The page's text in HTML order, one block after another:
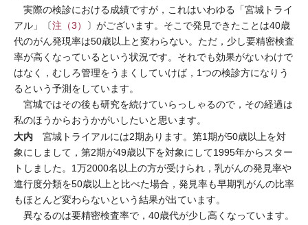
実際の検診における成績ですが，これはいわゆる「宮城トライ
アル」〔注（3）
〕がございます。そこで発見できたことは40歳
代のがん発現率は50歳以上と変わらない。ただ，少し要精密検査
率が高くなっているという状況です。それでも効果がないわけで
はなく，むしろ管理をうまくしていけば，1つの検診方になりう
るという予測をしています。
宮城ではその後も研究を続けていらっしゃるので，その経過は
私のほうからおうかがいしたいと思います。
大内 宮城トライアルには2期あります。第1期が50歳以上を対
象にしまして，第2期が49歳以下を対象にして1995年からスター
トしました。1万2000名以上の方が受けられ，乳がんの発見率や
進行度分類を50歳以上と比べた場合，発見率も早期乳がんの比率
もほとんど変わらないという結果が出ています。
異なるのは要精密検査率で，40歳代が少し高くなっています。